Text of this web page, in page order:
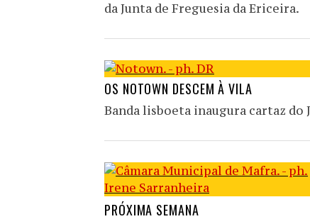
da Junta de Freguesia da Ericeira.
OS NOTOWN DESCEM À VILA
Banda lisboeta inaugura cartaz do
PRÓXIMA SEMANA